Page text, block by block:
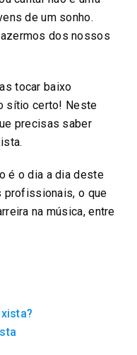
de um sonho.
dos nossos
tocar baixo
sítio certo! Neste
precisas saber
é o dia a dia deste
o que
na música, entre